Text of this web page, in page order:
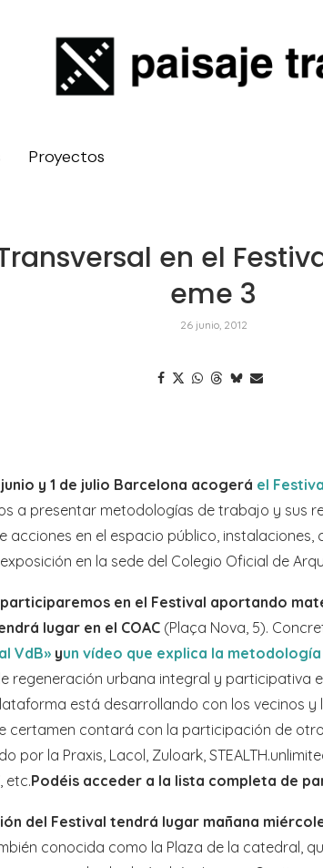
Proyectos
en el
eme 3
26 junio, 2012
y 1 de julio Barcelona acogerá el
a presentar metodologías de trabajo y sus
acciones en el espacio público, instalaciones,
en la sede del Colegio Oficial de
en el Festival aportando
lugar en el COAC (Plaça Nova, 5).
VdB» yun vídeo que explica la
regeneración urbana integral y participativa
está desarrollando con los vecinos y
certamen contará con la participación de
por la Praxis, Lacol, Zuloark,
etc.Podéis acceder a la lista completa de
del Festival tendrá lugar mañana
conocida como la Plaza de la catedral,